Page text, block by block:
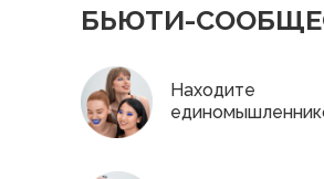
Находите
БЬЮТИ-